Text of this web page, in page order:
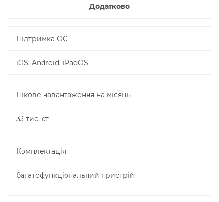
Додатково
Підтримка ОС
iOS; Android; iPadOS
Пікове навантаження на місяць
33 тис. ст
Комплектація
багатофункціональний пристрій